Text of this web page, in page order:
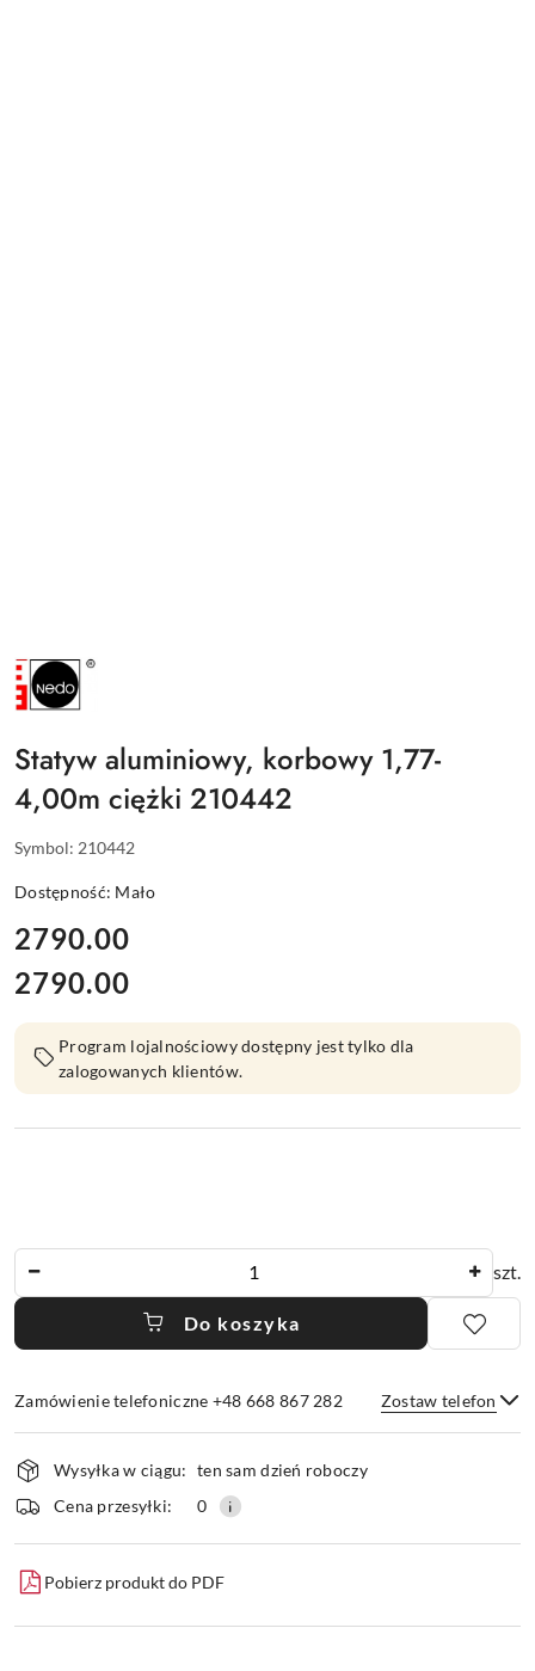
NAZWA
PRODUCENTA:
NEDO
Statyw aluminiowy, korbowy 1,77-
4,00m ciężki 210442
Symbol: 210442
Dostępność: Mało
cena:
2790.00
Cena:
2790.00
Program lojalnościowy dostępny jest tylko dla
zalogowanych klientów.
szt.
Do koszyka
Zamówienie telefoniczne +48 668 867 282 Zostaw telefon
Wyślij
Dostępność
i
dostawa
Wysyłka w ciągu: ten sam dzień roboczy
Cena przesyłki:
0
Pobierz produkt do PDF